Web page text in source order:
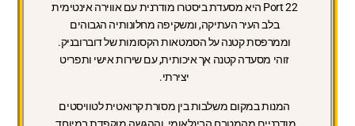
Port 22 היא מסעדת ביסטרו מודרנית עם אווירה אינטימית
בלב העיר העתיקה, ומשקיפה מחלונותיה הגבוהים
וממרפסת קטנה על הסמטאות הקסומות של דוברובניק.
זוהי מסעדה קטנה אך איכותית, עם שירות אישי ותפריט
יצירתי.
המנות במקום משלבות בין מסורת קרואטית לטוויסטים
מודרניים מהמטבח הבינלאומי, וההגשה מוקפדת במיוחד.